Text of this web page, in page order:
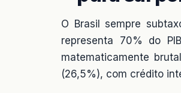
O Brasil sempre
representa 70% do
matematicamente
(26,5%), com crédito